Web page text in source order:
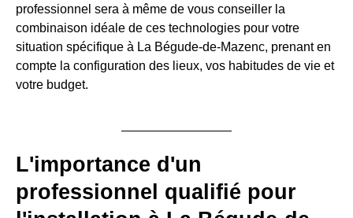
professionnel sera à même de vous conseiller la
combinaison idéale de ces technologies pour votre
situation spécifique à La Bégude-de-Mazenc, prenant en
compte la configuration des lieux, vos habitudes de vie et
votre budget.
L'importance d'un
professionnel qualifié pour